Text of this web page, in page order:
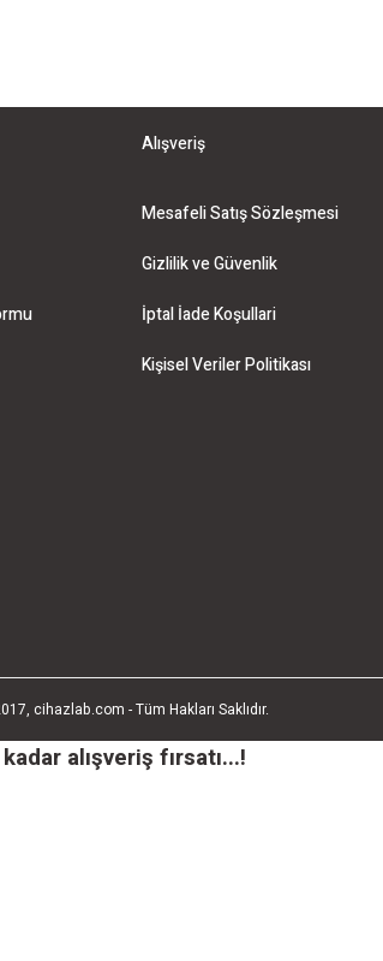
Alışveriş
Mesafeli Satış Sözleşmesi
Gizlilik ve Güvenlik
İptal İade Koşullari
Kişisel Veriler Politikası
cihazlab.com - Tüm Hakları Saklıdır.
alışveriş fırsatı...!